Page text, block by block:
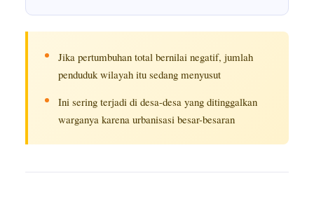
Jika pertumbuhan total bernilai negatif, jumlah
penduduk wilayah itu sedang menyusut
Ini sering terjadi di desa-desa yang ditinggalkan
warganya karena urbanisasi besar-besaran